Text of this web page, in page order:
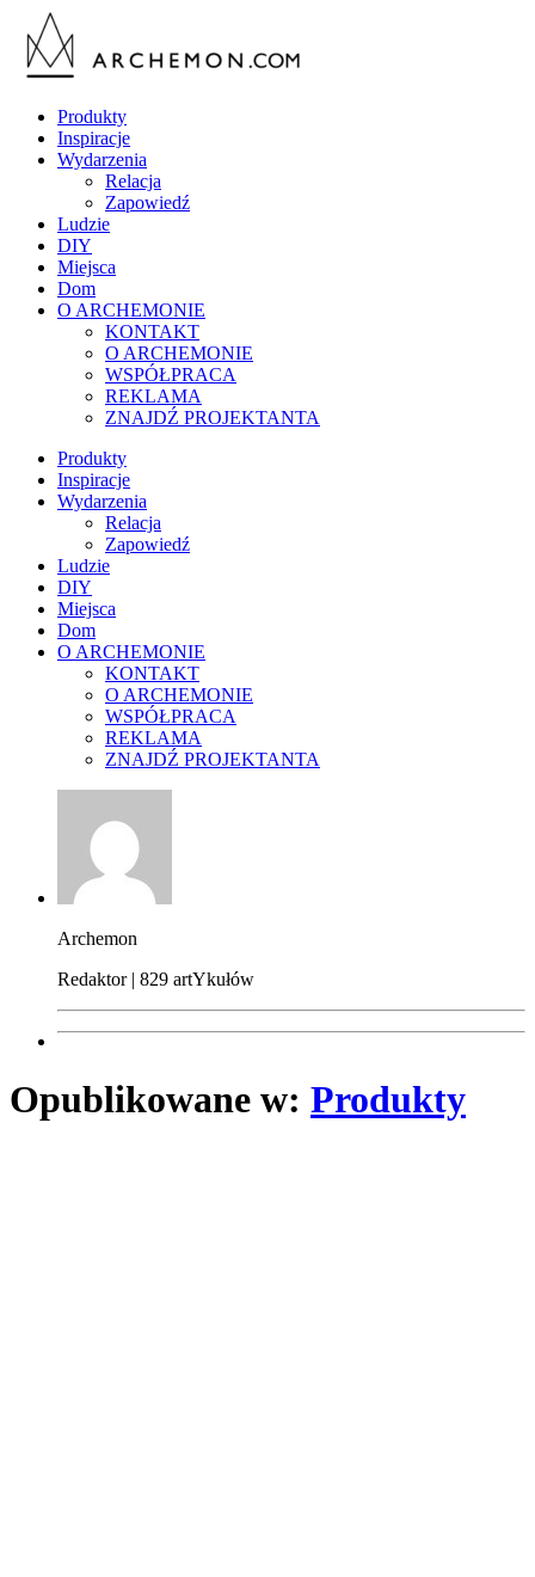
Produkty
Inspiracje
Wydarzenia
Relacja
Zapowiedź
Ludzie
DIY
Miejsca
Dom
O ARCHEMONIE
KONTAKT
O ARCHEMONIE
WSPÓŁPRACA
REKLAMA
ZNAJDŹ PROJEKTANTA
Produkty
Inspiracje
Wydarzenia
Relacja
Zapowiedź
Ludzie
DIY
Miejsca
Dom
O ARCHEMONIE
KONTAKT
O ARCHEMONIE
WSPÓŁPRACA
REKLAMA
ZNAJDŹ PROJEKTANTA
Archemon
Redaktor | 829 artYkułów
Opublikowane w: Produkty